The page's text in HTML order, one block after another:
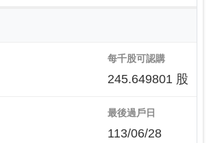
每千股可認購
245.649801 股
最後過戶日
113/06/28